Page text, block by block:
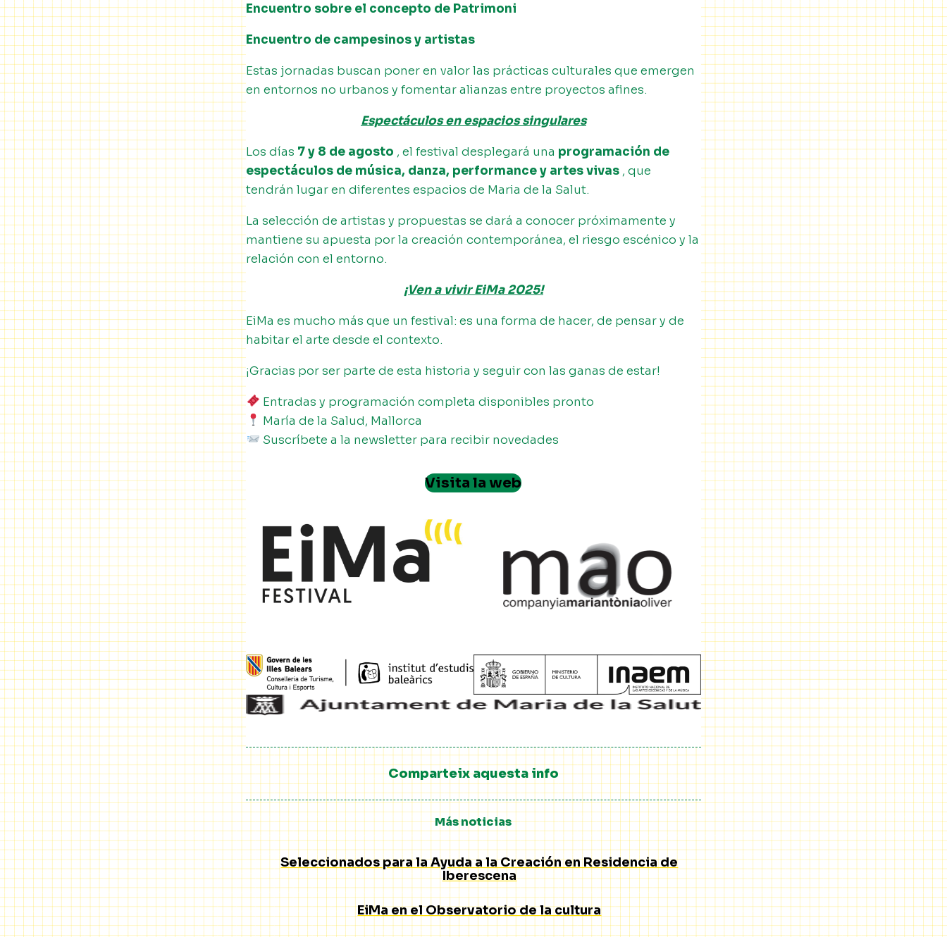
Encuentro sobre el concepto de Patrimoni
Encuentro de campesinos y artistas
Estas jornadas buscan poner en valor las prácticas culturales que emergen
en entornos no urbanos y fomentar alianzas entre proyectos afines.
Espectáculos en espacios singulares
Los días 7 y 8 de agosto , el festival desplegará una programación de
espectáculos de música, danza, performance y artes vivas , que
tendrán lugar en diferentes espacios de Maria de la Salut.
La selección de artistas y propuestas se dará a conocer próximamente y
mantiene su apuesta por la creación contemporánea, el riesgo escénico y la
relación con el entorno.
¡Ven a vivir EiMa 2025!
EiMa es mucho más que un festival: es una forma de hacer, de pensar y de
habitar el arte desde el contexto.
¡Gracias por ser parte de esta historia y seguir con las ganas de estar!
Entradas y programación completa disponibles pronto
María de la Salud, Mallorca
Suscríbete a la newsletter para recibir novedades
Visita la web
Comparteix aquesta info
Más noticias
Seleccionados para la Ayuda a la Creación en Residencia de
Iberescena
EiMa en el Observatorio de la cultura